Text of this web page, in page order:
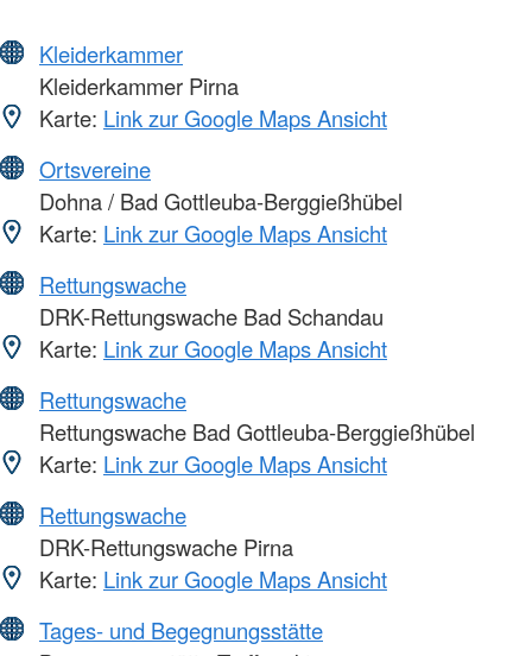
Kleiderkammer
Kleiderkammer Pirna
Karte: Link zur Google Maps Ansicht
Ortsvereine
Dohna / Bad Gottleuba-Berggießhübel
Karte: Link zur Google Maps Ansicht
Rettungswache
DRK-Rettungswache Bad Schandau
Karte: Link zur Google Maps Ansicht
Rettungswache
Rettungswache Bad Gottleuba-Berggießhübel
Karte: Link zur Google Maps Ansicht
Rettungswache
DRK-Rettungswache Pirna
Karte: Link zur Google Maps Ansicht
Tages- und Begegnungsstätte